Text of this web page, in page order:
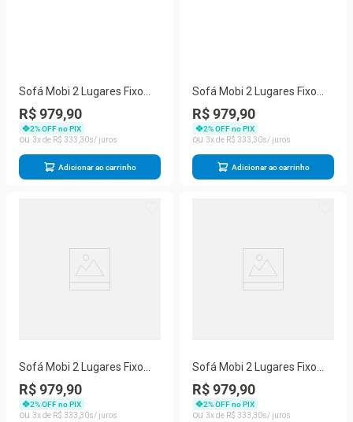
Sofá Mobi 2 Lugares Fixo
150CM Bege Suede
Pequeno para Sala Moderno
Herrero
R$ 979,90
2% OFF no PIX
3
R$ 333 30
Adicionar ao carrinho
Sofá Mobi 2 Lugares Fixo
150CM Marrom Suede
Moderno Estrutura MDF
MDP Herrero
R$ 979,90
2% OFF no PIX
3
R$ 333 30
Adicionar ao carrinho
Sofá Mobi 2 Lugares Fixo
150CM Verde Suede
Herrero para Sala Compacta
e Ambientes Pequenos
R$ 979,90
2% OFF no PIX
3
R$ 333 30
Sofá Mobi 2 Lugares Fixo
150CM Marsala Suede
Pequeno Herrero
R$ 979,90
2% OFF no PIX
3
R$ 333 30